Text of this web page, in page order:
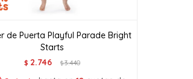
de Puerta Playful Parade Bright
Starts
$ 2.746 $3.440